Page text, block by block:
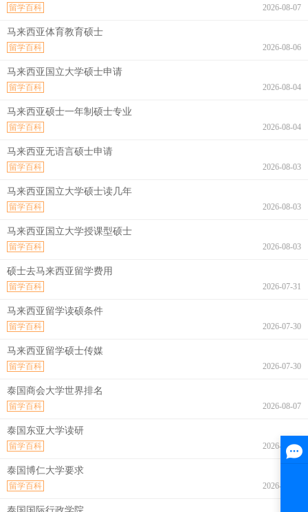
2026-08-07
留学百科
马来西亚体育教育硕士
2026-08-06
留学百科
马来西亚国立大学硕士申请
2026-08-04
留学百科
马来西亚硕士一年制硕士专业
2026-08-04
留学百科
马来西亚无语言硕士申请
2026-08-03
留学百科
马来西亚国立大学硕士读几年
2026-08-03
留学百科
马来西亚国立大学授课型硕士
2026-08-03
留学百科
硕士去马来西亚留学费用
2026-07-31
留学百科
马来西亚留学读硕条件
2026-07-30
留学百科
马来西亚留学硕士传媒
2026-07-30
留学百科
泰国商会大学世界排名
2026-08-07
留学百科
泰国东亚大学读研
2026-08-07
留学百科
泰国博仁大学要求
2026-08-07
留学百科